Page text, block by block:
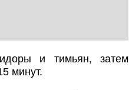
и тимьян, затем
минут.